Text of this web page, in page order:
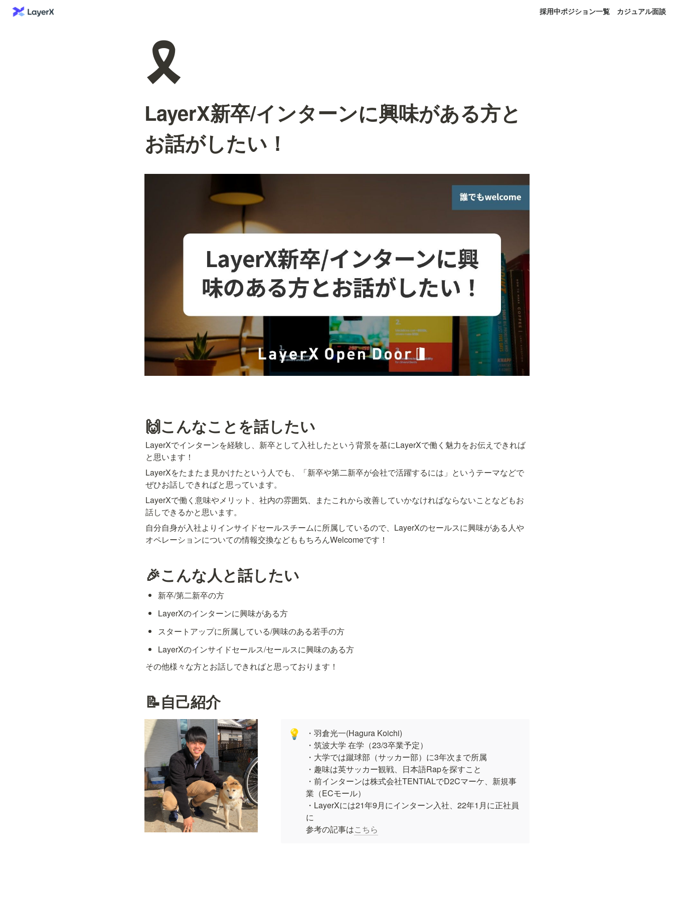
採用中ポジション一覧 カジュアル面談
🎗️
LayerX新卒/インターンに興味がある方と
お話がしたい！
🙌こんなことを話したい
LayerXでインターンを経験し、新卒として入社したという背景を基にLayerXで働く魅力をお伝えできれば
と思います！
LayerXをたまたま見かけたという人でも、「新卒や第二新卒が会社で活躍するには」というテーマなどで
ぜひお話しできればと思っています。
LayerXで働く意味やメリット、社内の雰囲気、またこれから改善していかなければならないことなどもお
話しできるかと思います。
自分自身が入社よりインサイドセールスチームに所属しているので、LayerXのセールスに興味がある人や
オペレーションについての情報交換などももちろんWelcomeです！
🎉こんな人と話したい
新卒/第二新卒の方
LayerXのインターンに興味がある方
スタートアップに所属している/興味のある若手の方
LayerXのインサイドセールス/セールスに興味のある方
その他様々な方とお話しできればと思っております！
📝自己紹介
💡
・羽倉光一(Hagura Koichi)
・筑波大学 在学（23/3卒業予定）
・大学では蹴球部（サッカー部）に3年次まで所属
・趣味は英サッカー観戦、日本語Rapを探すこと
・前インターンは株式会社TENTIALでD2Cマーケ、新規事
業（ECモール）
・LayerXには21年9月にインターン入社、22年1月に正社員
に
参考の記事はこちら